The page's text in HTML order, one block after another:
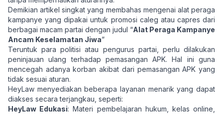
Demikian artikel singkat yang membahas mengenai alat peraga
kampanye yang dipakai untuk promosi caleg atau capres dari
berbagai macam partai dengan judul “Alat Peraga Kampanye
Ancam Keselamatan Jiwa”
Teruntuk para politisi atau pengurus partai, perlu dilakukan
peninjauan ulang terhadap pemasangan APK. Hal ini guna
mencegah adanya korban akibat dari pemasangan APK yang
tidak sesuai aturan.
HeyLaw menyediakan beberapa layanan menarik yang dapat
diakses secara terjangkau, seperti:
HeyLaw Edukasi: Materi pembelajaran hukum, kelas online,